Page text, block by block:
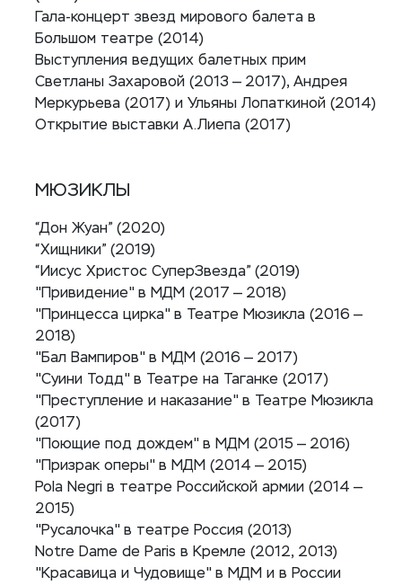
Гала-концерт звезд мирового балета в
Большом театре (2014)
Выступления ведущих балетных прим
Светланы Захаровой (2013 — 2017), Андрея
Меркурьева (2017) и Ульяны Лопаткиной (2014)
Открытие выставки А.Лиепа (2017)
МЮЗИКЛЫ
“Дон Жуан” (2020)
“Хищники” (2019)
“Иисус Христос СуперЗвезда” (2019)
"Привидение" в МДМ (2017 — 2018)
"Принцесса цирка" в Театре Мюзикла (2016 —
2018)
"Бал Вампиров" в МДМ (2016 — 2017)
"Суини Тодд" в Театре на Таганке (2017)
"Преступление и наказание" в Театре Мюзикла
(2017)
"Поющие под дождем" в МДМ (2015 — 2016)
"Призрак оперы" в МДМ (2014 — 2015)
Pola Negri в театре Российской армии (2014 —
2015)
"Русалочка" в театре Россия (2013)
Notre Dame de Paris в Кремле (2012, 2013)
"Красавица и Чудовище" в МДМ и в России